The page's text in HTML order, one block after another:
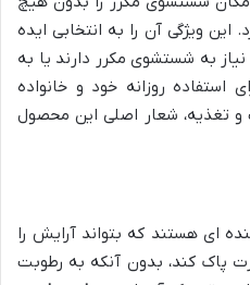
ویژگی آن را به انتخابی ایده
به شستشوی مکرر دارند یا به
روزانه خود و خانواده
و تغذیه، شعار اصلی این محصول
ای هستند که بتواند آرایش را
پاک کند، بدون آنکه به رطوبت